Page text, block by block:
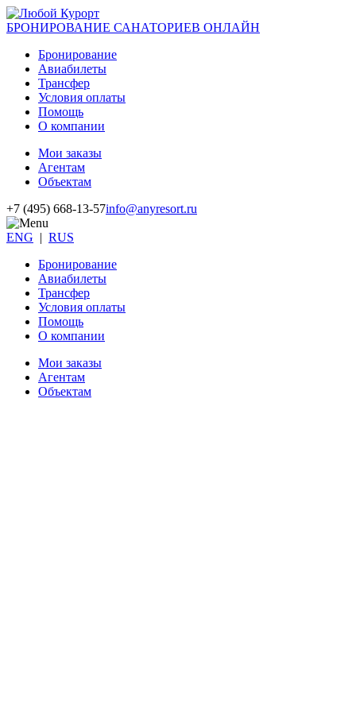
БРОНИРОВАНИЕ САНАТОРИЕВ ОНЛАЙН
Бронирование
Авиабилеты
Трансфер
Условия оплаты
Помощь
О компании
Мои заказы
Агентам
Объектам
+7 (495) 668-13-57info@anyresort.ru
ENG | RUS
Бронирование
Авиабилеты
Трансфер
Условия оплаты
Помощь
О компании
Мои заказы
Агентам
Объектам